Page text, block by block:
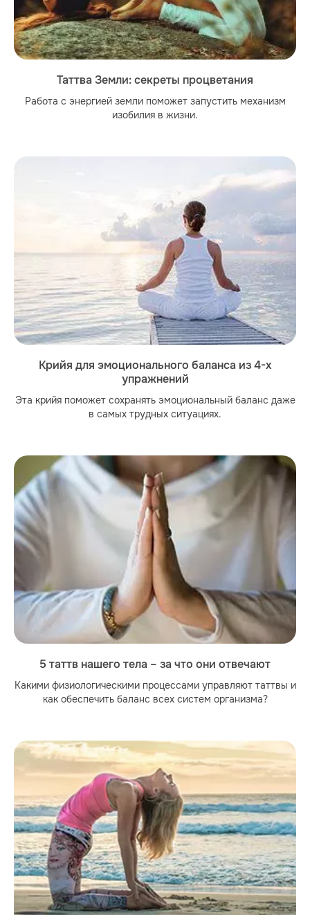
Таттва Земли: секреты процветания
Работа с энергией земли поможет запустить механизм
изобилия в жизни.
Крийя для эмоционального баланса из 4-х
упражнений
Эта крийя поможет сохранять эмоциональный баланс даже
в самых трудных ситуациях.
5 таттв нашего тела – за что они отвечают
Какими физиологическими процессами управляют таттвы и
как обеспечить баланс всех систем организма?